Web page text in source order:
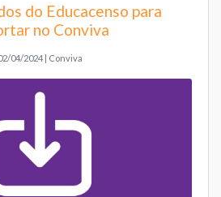
do Educacenso para
no Conviva
04/2024 | Conviva